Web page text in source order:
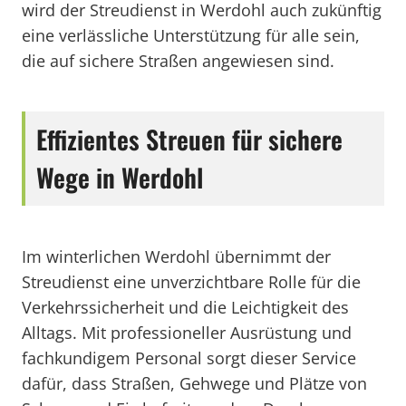
wird der Streudienst in Werdohl auch zukünftig
eine verlässliche Unterstützung für alle sein,
die auf sichere Straßen angewiesen sind.
Effizientes Streuen für sichere
Wege in Werdohl
Im winterlichen Werdohl übernimmt der
Streudienst eine unverzichtbare Rolle für die
Verkehrssicherheit und die Leichtigkeit des
Alltags. Mit professioneller Ausrüstung und
fachkundigem Personal sorgt dieser Service
dafür, dass Straßen, Gehwege und Plätze von